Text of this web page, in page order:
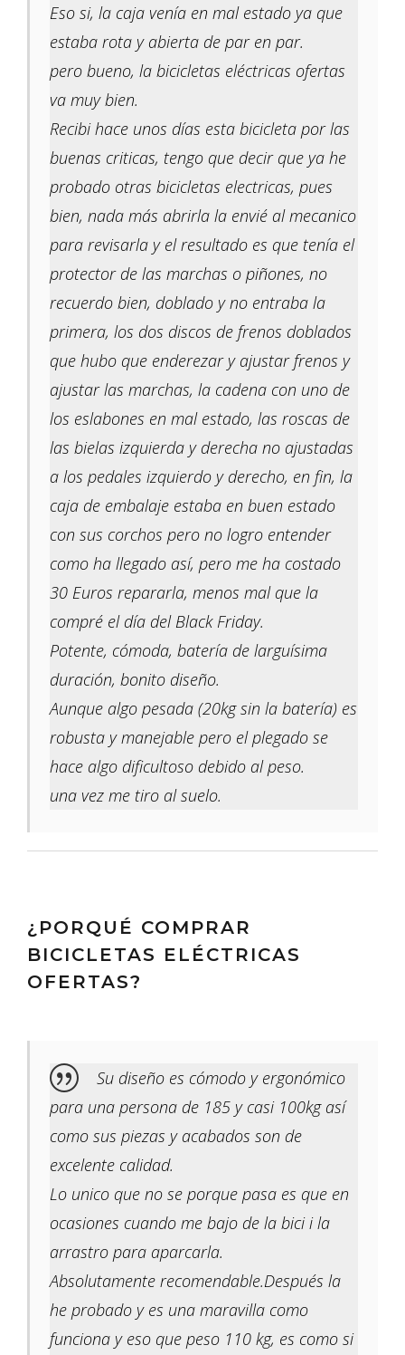
Eso si, la caja venía en mal estado ya que
estaba rota y abierta de par en par.
pero bueno, la bicicletas eléctricas ofertas
va muy bien.
Recibi hace unos días esta bicicleta por las
buenas criticas, tengo que decir que ya he
probado otras bicicletas electricas, pues
bien, nada más abrirla la envié al mecanico
para revisarla y el resultado es que tenía el
protector de las marchas o piñones, no
recuerdo bien, doblado y no entraba la
primera, los dos discos de frenos doblados
que hubo que enderezar y ajustar frenos y
ajustar las marchas, la cadena con uno de
los eslabones en mal estado, las roscas de
las bielas izquierda y derecha no ajustadas
a los pedales izquierdo y derecho, en fin, la
caja de embalaje estaba en buen estado
con sus corchos pero no logro entender
como ha llegado así, pero me ha costado
30 Euros repararla, menos mal que la
compré el día del Black Friday.
Potente, cómoda, batería de larguísima
duración, bonito diseño.
Aunque algo pesada (20kg sin la batería) es
robusta y manejable pero el plegado se
hace algo dificultoso debido al peso.
una vez me tiro al suelo.
¿PORQUÉ COMPRAR
BICICLETAS ELÉCTRICAS
OFERTAS?
Su diseño es cómodo y ergonómico
para una persona de 185 y casi 100kg así
como sus piezas y acabados son de
excelente calidad.
Lo unico que no se porque pasa es que en
ocasiones cuando me bajo de la bici i la
arrastro para aparcarla.
Absolutamente recomendable.Después la
he probado y es una maravilla como
funciona y eso que peso 110 kg, es como si